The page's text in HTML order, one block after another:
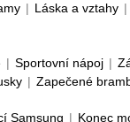
| Láska a vztahy |
| Sportovní nápoj |
| Zapečené
Samsung | Konec